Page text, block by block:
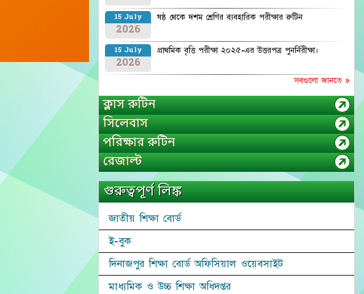
15 July
2026
ষষ্ঠ থেকে দশম শ্রেণির ব্যবহারিক পরীক্ষার রুটিন
15 July
2026
প্রাথমিক বৃত্তি পরীক্ষা ২০২৫-এর উত্তরপত্র পুনর্নিরীক্ষা।
সবগুলো জানতে »
ক্লাস রুটিন
সিলেবাস
পরিক্ষার রুটিন
রেজাল্ট
গুরুত্বপূর্ণ লিঙ্ক
জাতীয় শিক্ষা বোর্ড
ই-বুক
দিনাজপুর শিক্ষা বোর্ড অফিসিয়াল ওয়েবসাইট
মাধ্যমিক ও উচ্চ শিক্ষা অধিদপ্তর